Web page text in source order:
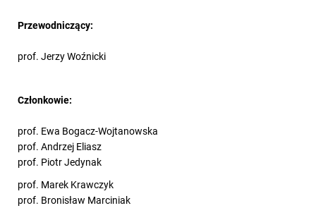
Przewodniczący:
prof. Jerzy Woźnicki
Członkowie:
prof. Ewa Bogacz-Wojtanowska
prof. Andrzej Eliasz
prof. Piotr Jedynak
prof. Marek Krawczyk
prof. Bronisław Marciniak